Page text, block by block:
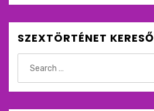
SZEXTÖRTÉNET KERESŐ
for: